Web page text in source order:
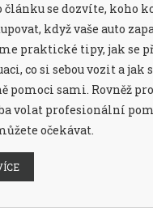
článku se dozvíte, koho
když vaše auto
praktické tipy, jak se
co si sebou vozit a jak
pomoci sami. Rovněž
volat profesionální
očekávat.